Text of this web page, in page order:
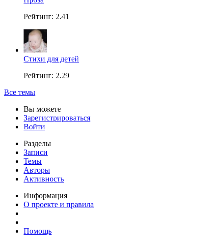
Рейтинг: 2.41
Стихи для детей
Рейтинг: 2.29
Все темы
Вы можете
Зарегистрироваться
Войти
Разделы
Записи
Темы
Авторы
Активность
Информация
О проекте и правила
Помощь